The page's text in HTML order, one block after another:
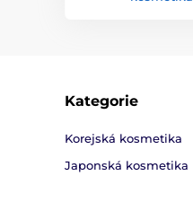
Kategorie
Korejská kosmetika
Japonská kosmetika